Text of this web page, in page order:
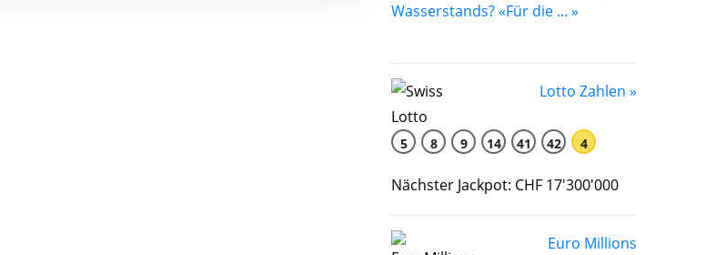
Wasserstands? «Für die ... »
Lotto Zahlen »
5 8 9 14 41 42 4
Nächster Jackpot: CHF 17'300'000
Euro Millions